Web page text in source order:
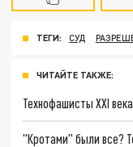
ТЕГИ: СУД
ЧИТАЙТЕ ТАКЖЕ:
Технофашисты XXI века
"Кротами" были все?